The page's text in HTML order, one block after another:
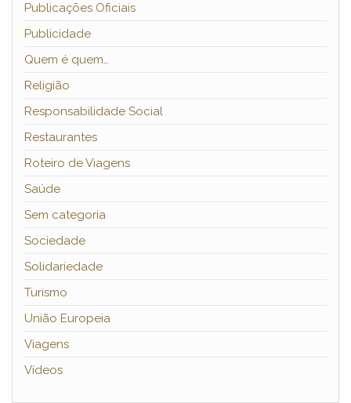
Publicações Oficiais
Publicidade
Quem é quem…
Religião
Responsabilidade Social
Restaurantes
Roteiro de Viagens
Saúde
Sem categoria
Sociedade
Solidariedade
Turismo
União Europeia
Viagens
Vídeos